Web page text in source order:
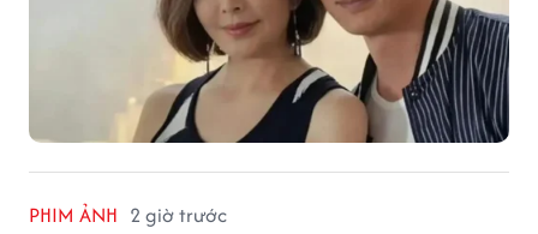
PHIM ẢNH 2 giờ trước